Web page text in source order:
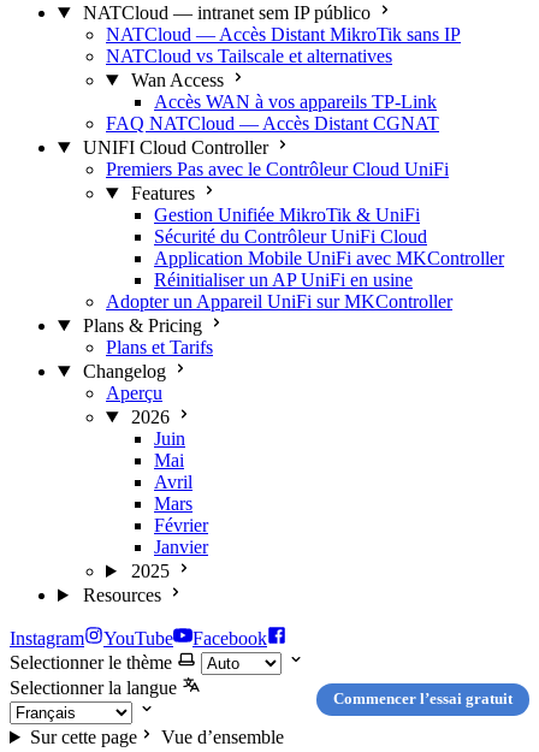
NATCloud — intranet sem IP público
NATCloud — Accès Distant MikroTik sans IP
NATCloud vs Tailscale et alternatives
Wan Access
Accès WAN à vos appareils TP-Link
FAQ NATCloud — Accès Distant CGNAT
UNIFI Cloud Controller
Premiers Pas avec le Contrôleur Cloud UniFi
Features
Gestion Unifiée MikroTik & UniFi
Sécurité du Contrôleur UniFi Cloud
Application Mobile UniFi avec MKController
Réinitialiser un AP UniFi en usine
Adopter un Appareil UniFi sur MKController
Plans & Pricing
Plans et Tarifs
Changelog
Aperçu
2026
Juin
Mai
Avril
Mars
Février
Janvier
2025
Resources
Instagram YouTube
Facebook
Selectionner le thème
Selectionner la langue
Commencer l’essai gratuit
Sur cette page Vue d’ensemble